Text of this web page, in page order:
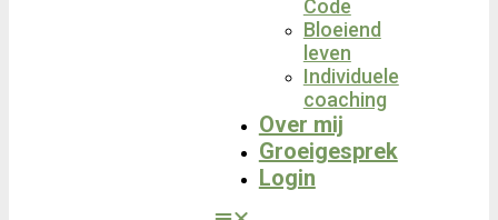
Code
Bloeiend
leven
Individuele
coaching
Over mij
Groeigesprek
Login